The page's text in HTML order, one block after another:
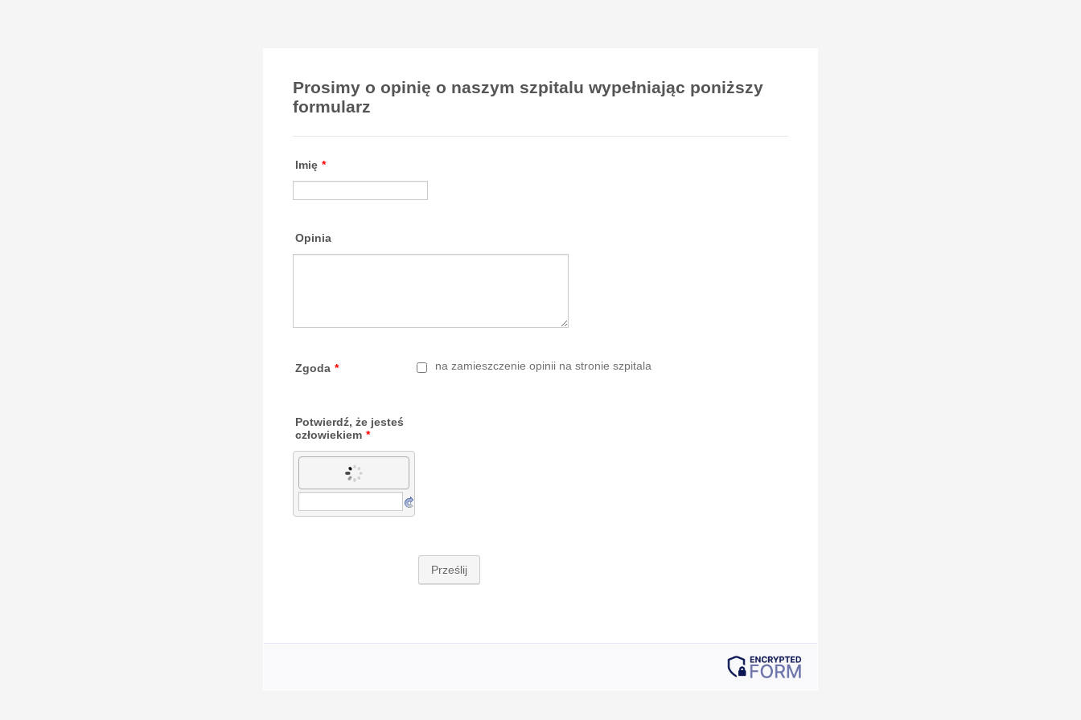
Prosimy o opinię o naszym szpitalu wypełniając poniższy
formularz
Imię *
Opinia
Zgoda * na zamieszczenie opinii na stronie szpitala
Potwierdź, że jesteś
człowiekiem *
Prześlij